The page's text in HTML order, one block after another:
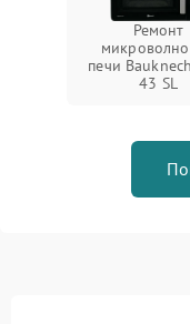
Ремонт
печи
43 SL